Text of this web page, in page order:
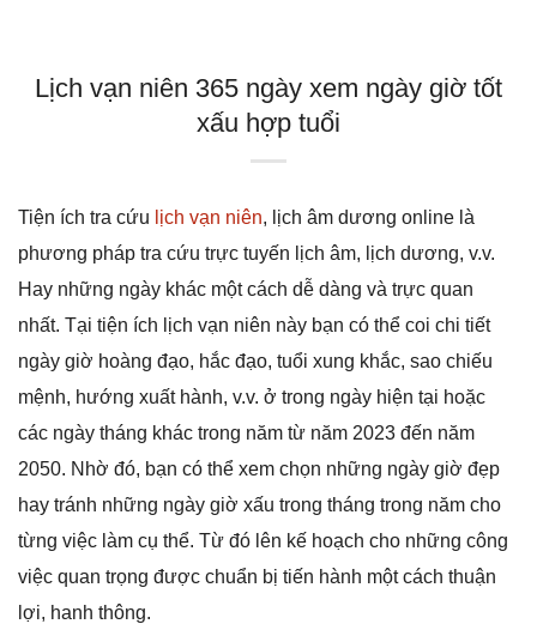
Lịch vạn niên 365 ngày xem ngày giờ tốt
xấu hợp tuổi
Tiện ích tra cứu lịch vạn niên, lịch âm dương online là
phương pháp tra cứu trực tuyến lịch âm, lịch dương, v.v.
Hay những ngày khác một cách dễ dàng và trực quan
nhất. Tại tiện ích lịch vạn niên này bạn có thể coi chi tiết
ngày giờ hoàng đạo, hắc đạo, tuổi xung khắc, sao chiếu
mệnh, hướng xuất hành, v.v. ở trong ngày hiện tại hoặc
các ngày tháng khác trong năm từ năm 2023 đến năm
2050. Nhờ đó, bạn có thể xem chọn những ngày giờ đẹp
hay tránh những ngày giờ xấu trong tháng trong năm cho
từng việc làm cụ thể. Từ đó lên kế hoạch cho những công
việc quan trọng được chuẩn bị tiến hành một cách thuận
lợi, hanh thông.